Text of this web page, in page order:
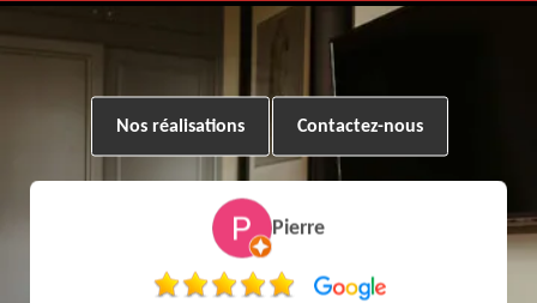
Nos réalisations Contactez-nous
Pierre